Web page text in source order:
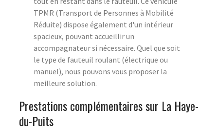
TPMR (Transport de Personnes à Mobilité
Réduite) dispose également d'un intérieur
spacieux, pouvant accueillir un
accompagnateur si nécessaire. Quel que soit
le type de fauteuil roulant (électrique ou
manuel), nous pouvons vous proposer la
meilleure solution.
Prestations complémentaires sur La Haye-
du-Puits